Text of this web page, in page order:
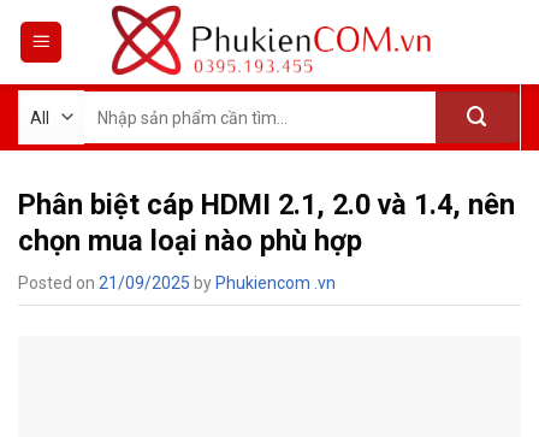
kiếm:
Phân biệt cáp HDMI 2.1, 2.0 và 1.4, nên
chọn mua loại nào phù hợp
Posted on 21/09/2025 by Phukiencom .vn